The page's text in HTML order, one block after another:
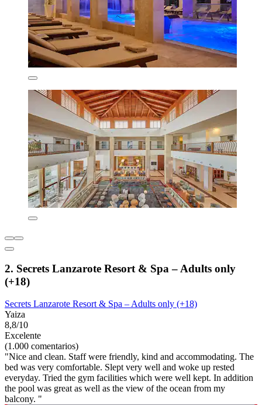
2. Secrets Lanzarote Resort & Spa – Adults only
(+18)
Secrets Lanzarote Resort & Spa – Adults only (+18)
Yaiza
8,8/10
Excelente
(1.000 comentarios)
"Nice and clean. Staff were friendly, kind and accommodating. The
bed was very comfortable. Slept very well and woke up rested
everyday. Tried the gym facilities which were well kept. In addition
the pool was great as well as the view of the ocean from my
balcony. "